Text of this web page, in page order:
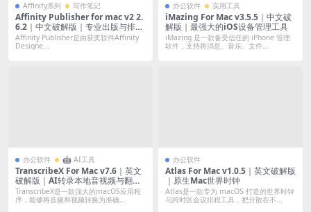
Affinity系列 写作笔记
Affinity Publisher for mac v2 2.
6.2｜中文破解版｜专业出版与排版
工具
Affinity Publisher是由获奖软件Affinity
Designe...
办公软件 实用工具
iMazing For Mac v3.5.5｜中文破
解版｜最强大的iOS设备管理工具
iMazing 是一款备受信任的 iPhone 管理
软件，支持将消息、音乐、文件...
办公软件 🤖 AI工具
TranscribeX For Mac v7.6｜英文
破解版｜AI转录本地音视频与翻译
工具
TranscribeX是一款强大的macOS应用程
序，能够将音频和视频转换为准确...
办公软件
Atlas For Mac v1.0.5｜英文破解版
｜原生Mac世界时钟
Atlas是一款专为 macOS 打造的世界时钟
与跨时区会议排程工具，把分散在不...